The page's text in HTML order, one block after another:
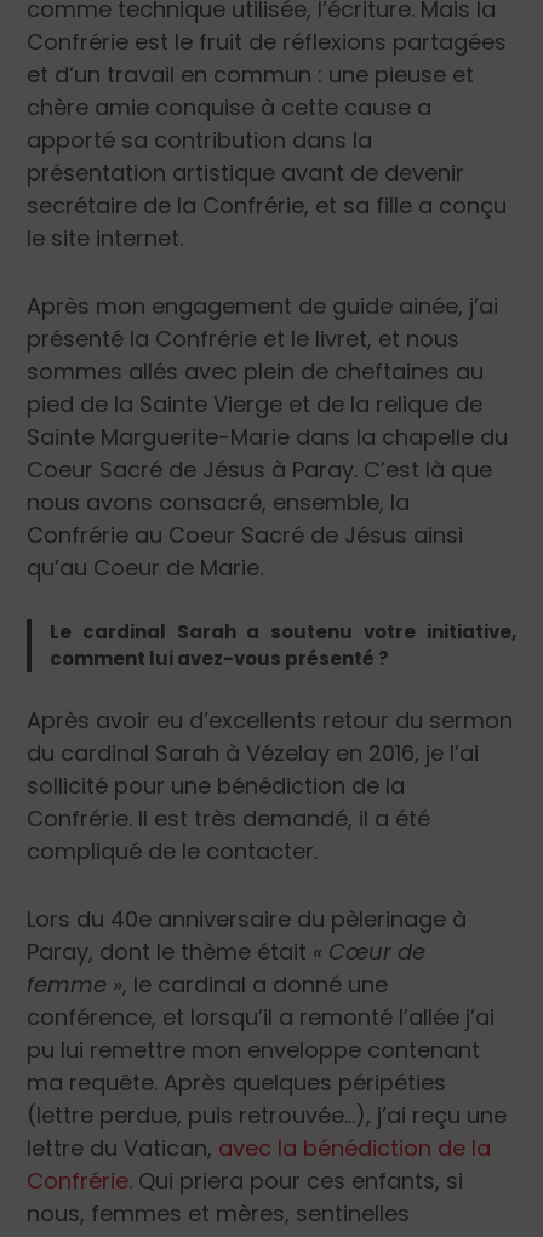
comme technique utilisée, l’écriture. Mais la
Confrérie est le fruit de réflexions partagées
et d’un travail en commun : une pieuse et
chère amie conquise à cette cause a
apporté sa contribution dans la
présentation artistique avant de devenir
secrétaire de la Confrérie, et sa fille a conçu
le site internet.
Après mon engagement de guide ainée, j’ai
présenté la Confrérie et le livret, et nous
sommes allés avec plein de cheftaines au
pied de la Sainte Vierge et de la relique de
Sainte Marguerite-Marie dans la chapelle du
Coeur Sacré de Jésus à Paray. C’est là que
nous avons consacré, ensemble, la
Confrérie au Coeur Sacré de Jésus ainsi
qu’au Coeur de Marie.
Le cardinal Sarah a soutenu votre initiative,
comment lui avez-vous présenté ?
Après avoir eu d’excellents retour du sermon
du cardinal Sarah à Vézelay en 2016, je l’ai
sollicité pour une bénédiction de la
Confrérie. Il est très demandé, il a été
compliqué de le contacter.
Lors du 40e anniversaire du pèlerinage à
Paray, dont le thème était « Cœur de
femme », le cardinal a donné une
conférence, et lorsqu’il a remonté l’allée j’ai
pu lui remettre mon enveloppe contenant
ma requête. Après quelques péripéties
(lettre perdue, puis retrouvée…), j’ai reçu une
lettre du Vatican, avec la bénédiction de la
Confrérie. Qui priera pour ces enfants, si
nous, femmes et mères, sentinelles